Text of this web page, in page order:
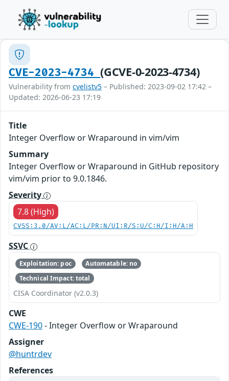
CVE-2023-4734(GCVE-0-2023-4734)
Vulnerability from cvelistv5 – Published: 2023-09-02 17:42 –
Updated: 2026-06-23 17:19
Title
Integer Overflow or Wraparound in vim/vim
Summary
Integer Overflow or Wraparound in GitHub repository
vim/vim prior to 9.0.1846.
Severity
7.8 (High)
CVSS:3.0/AV:L/AC:L/PR:N/UI:R/S:U/C:H/I:H/A:H
SSVC
Exploitation: poc
Automatable: no
Technical Impact: total
CISA Coordinator (v2.0.3)
CWE
CWE-190- Integer Overflow or Wraparound
Assigner
@huntrdev
References